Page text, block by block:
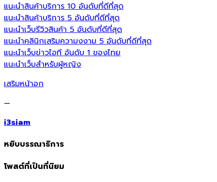
แนะนำสินค้าบริการ 10 อันดับที่ดีที่สุด
แนะนำสินค้าบริการ 5 อันดับที่ดีที่สุด
แนะนำเว็บรีวิวสินค้า 5 อันดับที่ดีที่สุด
แนะนำคลินิกเสริมความงงาม 5 อันดับที่ดีที่สุด
แนะนำเว็บข่าวไอที อันดับ 1 ของไทย
แนะนำเว็บสำหรับผู้หญิง
เสริมหน้าอก
—
i3siam
หยิบบรรณาธิการ
โพสต์ที่เป็นที่นิยม